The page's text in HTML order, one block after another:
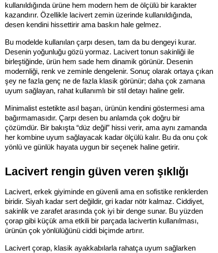
kullanıldığında ürüne hem modern hem de ölçülü bir karakter
kazandırır. Özellikle lacivert zemin üzerinde kullanıldığında,
desen kendini hissettirir ama baskın hale gelmez.
Bu modelde kullanılan çarpı desen, tam da bu dengeyi kurar.
Desenin yoğunluğu gözü yormaz. Lacivert tonun sakinliği ile
birleştiğinde, ürün hem sade hem dinamik görünür. Desenin
modernliği, renk ve zeminle dengelenir. Sonuç olarak ortaya çıkan
şey ne fazla genç ne de fazla klasik görünür; daha çok zamana
uyum sağlayan, rahat kullanımlı bir stil detayı haline gelir.
Minimalist estetikte asıl başarı, ürünün kendini göstermesi ama
bağırmamasıdır. Çarpı desen bu anlamda çok doğru bir
çözümdür. Bir bakışta “düz değil” hissi verir, ama aynı zamanda
her kombine uyum sağlayacak kadar ölçülü kalır. Bu da onu çok
yönlü ve günlük hayata uygun bir seçenek haline getirir.
Lacivert rengin güven veren şıklığı
Lacivert, erkek giyiminde en güvenli ama en sofistike renklerden
biridir. Siyah kadar sert değildir, gri kadar nötr kalmaz. Ciddiyet,
sakinlik ve zarafet arasında çok iyi bir denge sunar. Bu yüzden
çorap gibi küçük ama etkili bir parçada lacivertin kullanılması,
ürünün çok yönlülüğünü ciddi biçimde artırır.
Lacivert çorap, klasik ayakkabılarla rahatça uyum sağlarken